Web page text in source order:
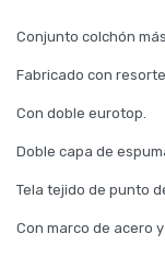
Conjunto colchón
Fabricado con
Con doble eurotop.
Doble capa de
Tela tejido de punto
Con marco de acero